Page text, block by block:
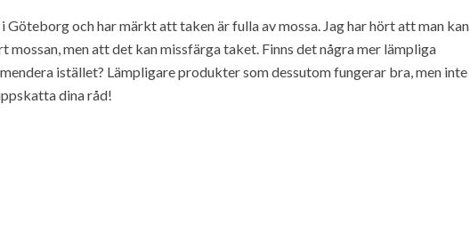
Göteborg och har märkt att taken är fulla av mossa. Jag har hört att man kan
men att det kan missfärga taket. Finns det några mer lämpliga
istället? Lämpligare produkter som dessutom fungerar bra, men inte
dina råd!